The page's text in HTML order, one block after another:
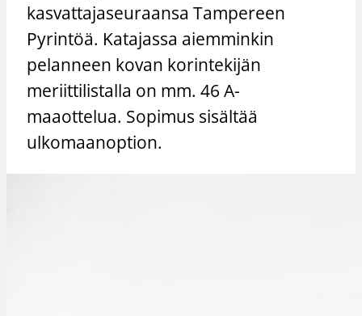
kasvattajaseuraansa Tampereen
Pyrintöä. Katajassa aiemminkin
pelanneen kovan korintekijän
meriittilistalla on mm. 46 A-
maaottelua. Sopimus sisältää
ulkomaanoption.